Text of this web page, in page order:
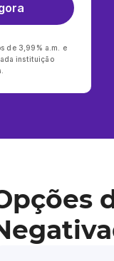
de 3,99% a.m. e
instituição